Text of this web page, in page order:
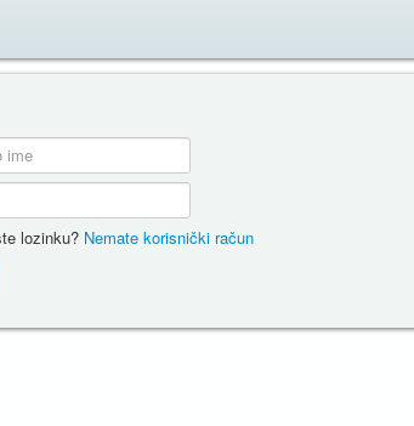
lozinku? Nemate korisnički račun